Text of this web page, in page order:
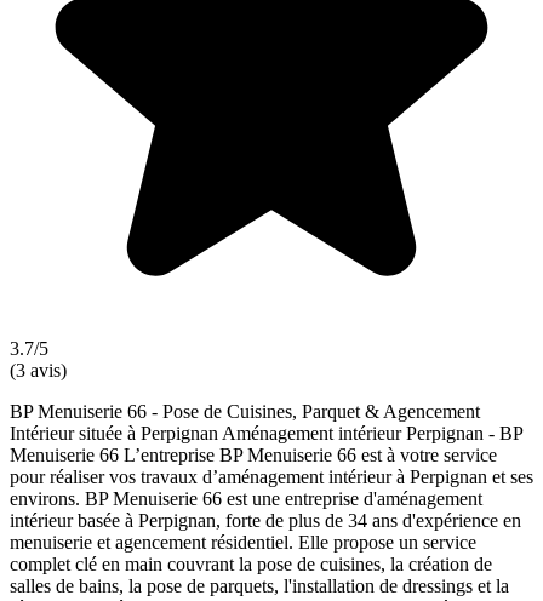
3.7/5
(3 avis)
BP Menuiserie 66 - Pose de Cuisines, Parquet & Agencement
Intérieur située à Perpignan Aménagement intérieur Perpignan - BP
Menuiserie 66 L’entreprise BP Menuiserie 66 est à votre service
pour réaliser vos travaux d’aménagement intérieur à Perpignan et ses
environs. BP Menuiserie 66 est une entreprise d'aménagement
intérieur basée à Perpignan, forte de plus de 34 ans d'expérience en
menuiserie et agencement résidentiel. Elle propose un service
complet clé en main couvrant la pose de cuisines, la création de
salles de bains, la pose de parquets, l'installation de dressings et la